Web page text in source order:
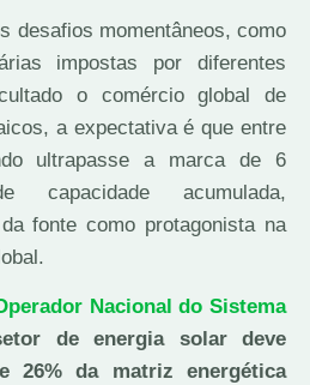
desafios momentâneos, como
impostas por diferentes
o comércio global de
a expectativa é que entre
ultrapasse a marca de 6
capacidade acumulada,
fonte como protagonista na
Nacional do Sistema
de energia solar deve
26% da matriz energética